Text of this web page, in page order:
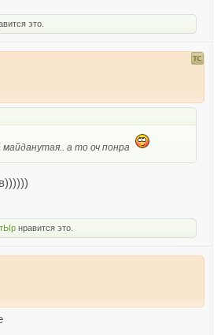
это.
майданутая.. а то оч понра
нравится это.